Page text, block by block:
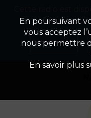
Détail De
En poursuivant
vous acceptez
nous permettre
En savoir plus
Appuyez ci-
Non merci